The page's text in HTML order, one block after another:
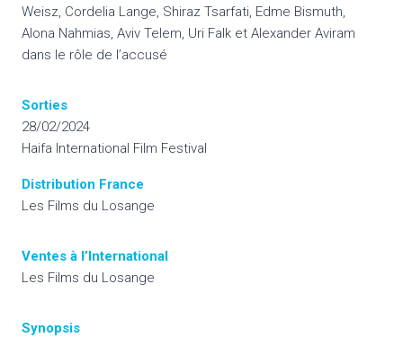
Weisz, Cordelia Lange, Shiraz Tsarfati, Edme Bismuth, ​
Alona Nahmias, Aviv Telem, ​Uri Falk et Alexander Aviram
dans le rôle de l’accusé
Sorties
28/02/2024
Haifa International Film Festival
Distribution France
Les Films du Losange
Ventes à l’International
Les Films du Losange
Synopsis